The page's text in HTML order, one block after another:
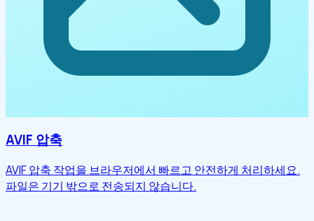
AVIF 압축
AVIF 압축 작업을 브라우저에서 빠르고 안전하게 처리하세요.
파일은 기기 밖으로 전송되지 않습니다.